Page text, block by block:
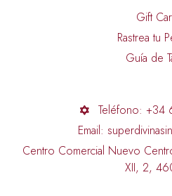
Gift
Rastrea tu
Guía de
Teléfono: +34
Email:
Centro Comercial Nuevo
XII, 2,